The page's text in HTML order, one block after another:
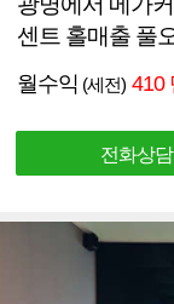
센트 홀매출 풀
월수익 (세전) 410
전화상담